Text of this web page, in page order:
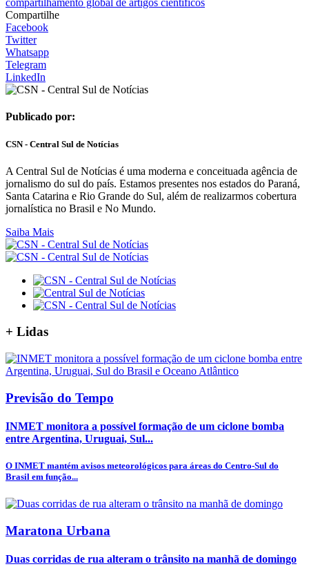
compartilhamento global de artigos científicos
Compartilhe
Facebook
Twitter
Whatsapp
Telegram
LinkedIn
Publicado por:
CSN - Central Sul de Notícias
A Central Sul de Notícias é uma moderna e conceituada agência de
jornalismo do sul do país. Estamos presentes nos estados do Paraná,
Santa Catarina e Rio Grande do Sul, além de realizarmos cobertura
jornalística no Brasil e No Mundo.
Saiba Mais
+ Lidas
Previsão do Tempo
INMET monitora a possível formação de um ciclone bomba
entre Argentina, Uruguai, Sul...
O INMET mantém avisos meteorológicos para áreas do Centro-Sul do
Brasil em função...
Maratona Urbana
Duas corridas de rua alteram o trânsito na manhã de domingo